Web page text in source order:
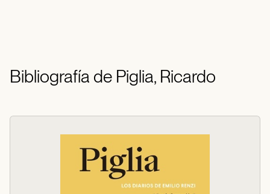
Bibliografía de Piglia, Ricardo